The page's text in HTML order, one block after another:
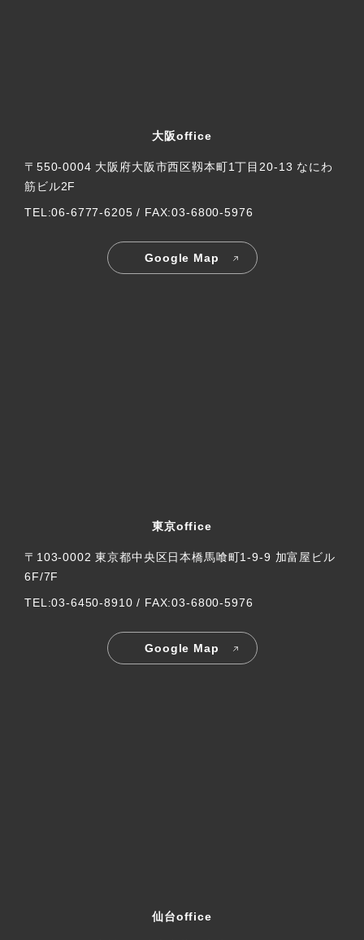
大阪office
〒550-0004 大阪府大阪市西区靱本町1丁目20-13 なにわ
筋ビル2F
TEL:06-6777-6205 / FAX:03-6800-5976
Google Map
東京office
〒103-0002 東京都中央区日本橋馬喰町1-9-9 加富屋ビル
6F/7F
TEL:03-6450-8910 / FAX:03-6800-5976
Google Map
仙台office